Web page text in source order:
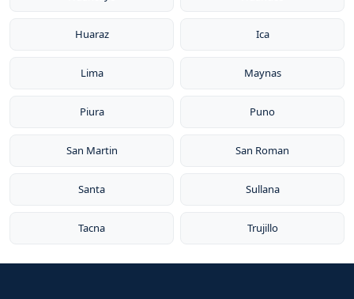
Huaraz Ica
Lima Maynas
Piura Puno
San Martin San Roman
Santa Sullana
Tacna Trujillo